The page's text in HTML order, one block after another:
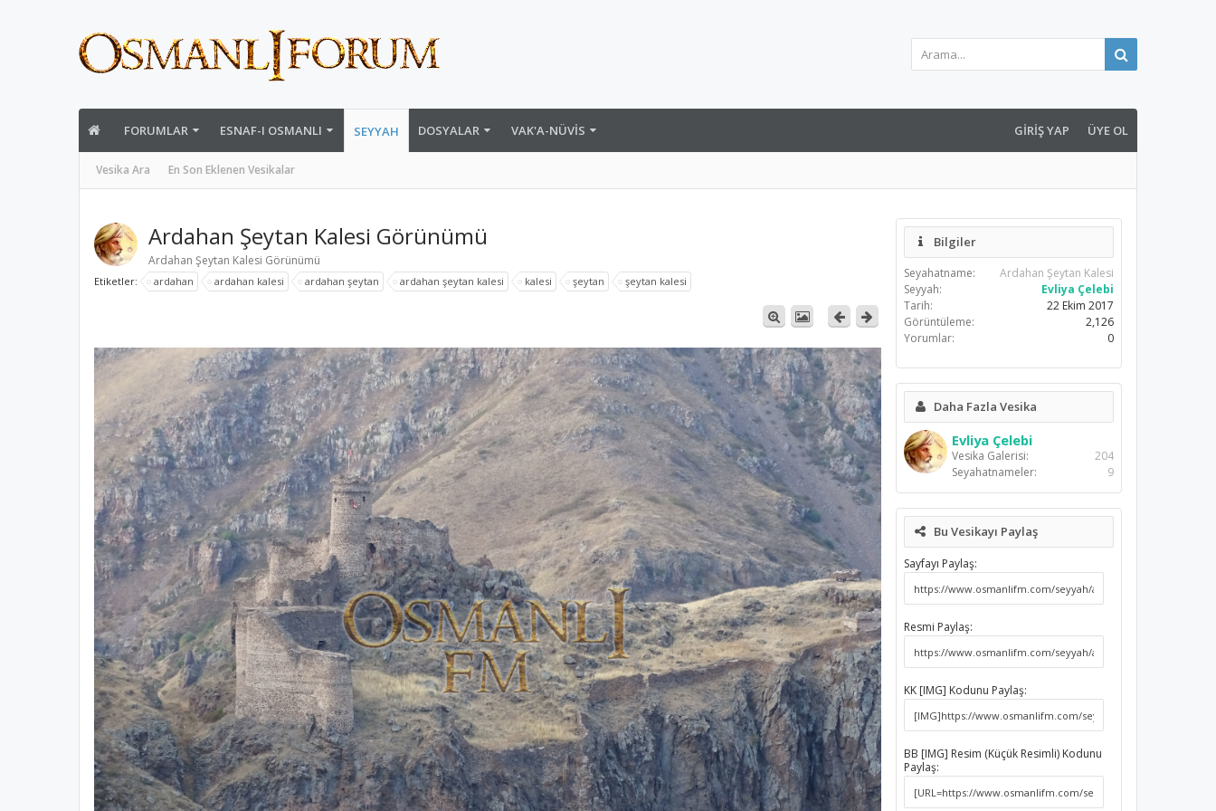
FORUMLAR ESNAF-I OSMANLI SEYYAH
Vesika Ara En Son Eklenen Vesikalar
DOSYALAR VAK'A-NÜVIS GIRIŞ YAP ÜYE OL
Ardahan Şeytan Kalesi Görünümü
Ardahan Şeytan Kalesi Görünümü
Etiketler: ardahan ardahan kalesi ardahan şeytan ardahan şeytan kalesi kalesi şeytan şeytan kalesi
Bilgiler
Seyahatname:
Ardahan Şeytan Kalesi
Seyyah:
Evliya Çelebi
Tarih:
22 Ekim 2017
Görüntüleme:
2,126
Yorumlar:
0
Daha Fazla Vesika
Evliya Çelebi
Vesika Galerisi:
204
Seyahatnameler:
9
Bu Vesikayı Paylaş
Sayfayı Paylaş:
Resmi Paylaş:
KK [IMG] Kodunu Paylaş:
BB [IMG] Resim (Küçük Resimli) Kodunu
Paylaş: